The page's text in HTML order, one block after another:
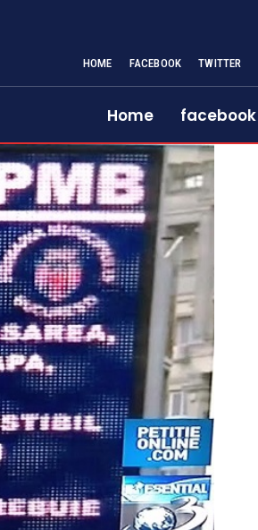
HOME FACEBOOK TWITTER
Home facebook